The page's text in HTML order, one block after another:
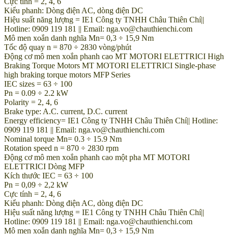
Kiểu phanh: Dòng điện AC, dòng điện DC
Hiệu suất năng lượng = IE1 Công ty TNHH Châu Thiên Chí||
Hotline: 0909 119 181 || Email: nga.vo@chauthienchi.com
Mô men xoắn danh nghĩa Mn= 0,3 ÷ 15,9 Nm
Tốc độ quay n = 870 ÷ 2830 vòng/phút
Động cơ mô men xoắn phanh cao MT MOTORI ELETTRICI High
Braking Torque Motors MT MOTORI ELETTRICI Single-phase
high braking torque motors MFP Series
IEC sizes = 63 ÷ 100
Pn = 0.09 ÷ 2.2 kW
Polarity = 2, 4, 6
Brake type: A.C. current, D.C. current
Energy efficiency= IE1 Công ty TNHH Châu Thiên Chí|| Hotline:
0909 119 181 || Email: nga.vo@chauthienchi.com
Nominal torque Mn= 0.3 ÷ 15.9 Nm
Rotation speed n = 870 ÷ 2830 rpm
Động cơ mô men xoắn phanh cao một pha MT MOTORI
ELETTRICI Dòng MFP
Kích thước IEC = 63 ÷ 100
Pn = 0,09 ÷ 2,2 kW
Cực tính = 2, 4, 6
Kiểu phanh: Dòng điện AC, dòng điện DC
Hiệu suất năng lượng = IE1 Công ty TNHH Châu Thiên Chí||
Hotline: 0909 119 181 || Email: nga.vo@chauthienchi.com
Mô men xoắn danh nghĩa Mn= 0,3 ÷ 15,9 Nm